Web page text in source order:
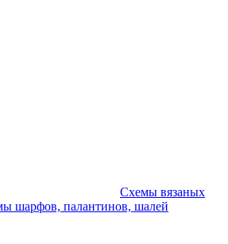
Схемы вязаных
шарфов, палантинов, шалей